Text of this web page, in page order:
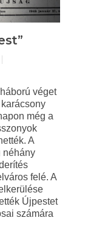
véget
még a
A
néhány
felé. A
Újpestet
számára